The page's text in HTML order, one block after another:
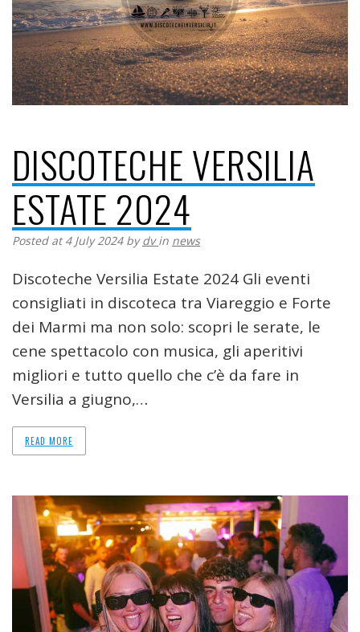
DISCOTECHE VERSILIA
ESTATE 2024
Posted at 4 July 2024 bydvin news
Discoteche Versilia Estate 2024 Gli eventi
consigliati in discoteca tra Viareggio e Forte
dei Marmi ma non solo: scopri le serate, le
cene spettacolo con musica, gli aperitivi
migliori e tutto quello che c’è da fare in
Versilia a giugno,…
READ MORE